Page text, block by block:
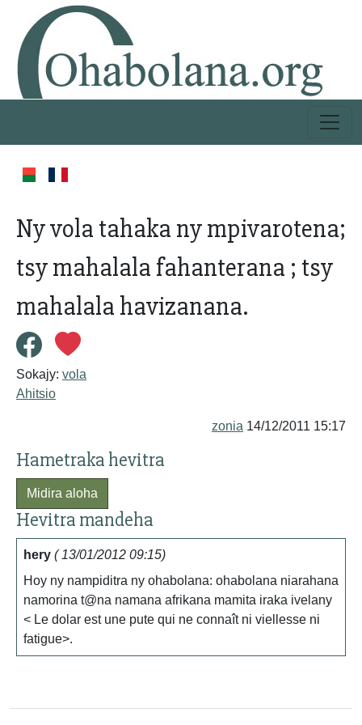
Ny vola tahaka ny mpivarotena;
tsy mahalala fahanterana ; tsy
mahalala havizanana.
Sokajy: vola
Ahitsio
zonia 14/12/2011 15:17
Hametraka hevitra
Midira aloha
Hevitra mandeha
hery ( 13/01/2012 09:15)
Hoy ny nampiditra ny ohabolana: ohabolana niarahana
namorina t@na namana afrikana mamita iraka ivelany
< Le dolar est une pute qui ne connaît ni viellesse ni
fatigue>.